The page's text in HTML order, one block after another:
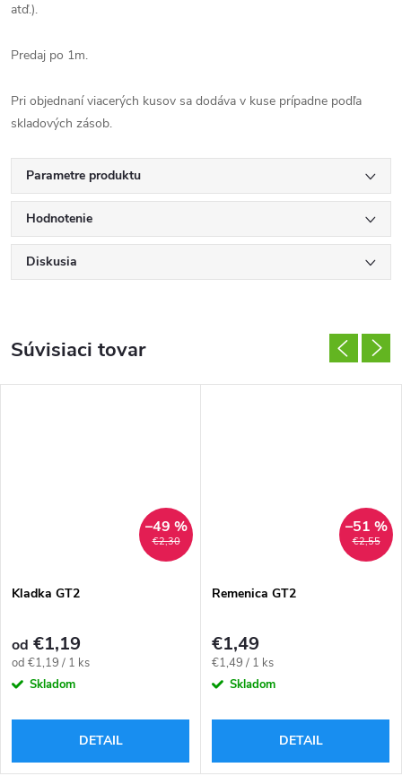
atď.).
Predaj po 1m.
Pri objednaní viacerých kusov sa dodáva v kuse prípadne podľa
skladových zásob.
Parametre produktu
Hodnotenie
Diskusia
Súvisiaci tovar
€2,30
–49 %
Kladka GT2
od €1,19
Jednotková
cena:
od €1,19 / 1 ks
Skladom
DETAIL
€2,55
–51 %
Remenica GT2
€1,49
Jednotková
cena:
€1,49 / 1 ks
Skladom
DETAIL